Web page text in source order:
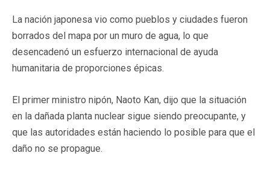
La nación japonesa vio como pueblos y ciudades fueron
borrados del mapa por un muro de agua, lo que
desencadenó un esfuerzo internacional de ayuda
humanitaria de proporciones épicas.
El primer ministro nipón, Naoto Kan, dijo que la situación
en la dañada planta nuclear sigue siendo preocupante, y
que las autoridades están haciendo lo posible para que el
daño no se propague.